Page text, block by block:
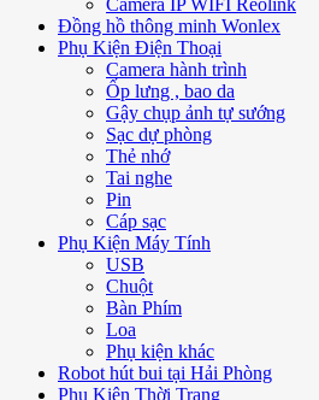
Camera IP WIFI Reolink
Đồng hồ thông minh Wonlex
Phụ Kiện Điện Thoại
Camera hành trình
Ốp lưng , bao da
Gậy chụp ảnh tự sướng
Sạc dự phòng
Thẻ nhớ
Tai nghe
Pin
Cáp sạc
Phụ Kiện Máy Tính
USB
Chuột
Bàn Phím
Loa
Phụ kiện khác
Robot hút bui tại Hải Phòng
Phụ Kiên Thời Trang